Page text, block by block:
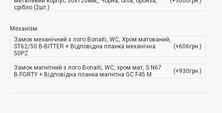
Можливі варіанти коробу
Можливі варіанти добірної дошки
срібло (2шт.)
Механізм:
Замок механічний з лого Bonaiti, WC, Хром матований,
ST62/50 B-BITTER + Відповідна планка механічна
50PZ
(+606грн.)
Замок магнітний з лого Bonaiti, WC, хром мат, S N67
B.FORTY + Відповідна планка магнітна GC F45 M
(+930грн.)